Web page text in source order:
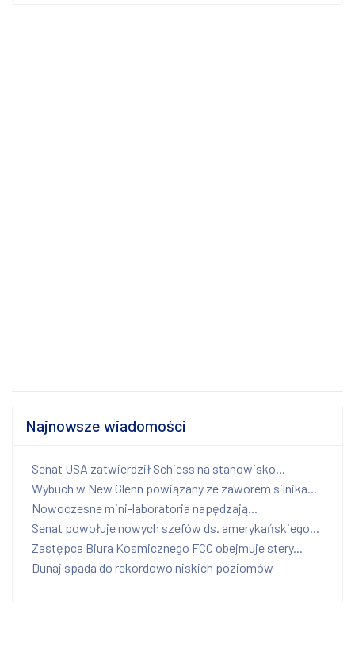
Najnowsze wiadomości
Senat USA zatwierdził Schiess na stanowisko...
Wybuch w New Glenn powiązany ze zaworem silnika...
Nowoczesne mini-laboratoria napędzają...
Senat powołuje nowych szefów ds. amerykańskiego...
Zastępca Biura Kosmicznego FCC obejmuje stery...
Dunaj spada do rekordowo niskich poziomów